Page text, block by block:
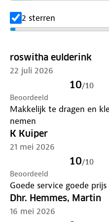
2 sterren
roswitha eulderink
22 juli 2026
10/10
Beoordeeld
Makkelijk te dragen en
nemen
K Kuiper
21 mei 2026
10/10
Beoordeeld
Goede service goede prijs
Dhr. Hemmes, Martin
16 mei 2026